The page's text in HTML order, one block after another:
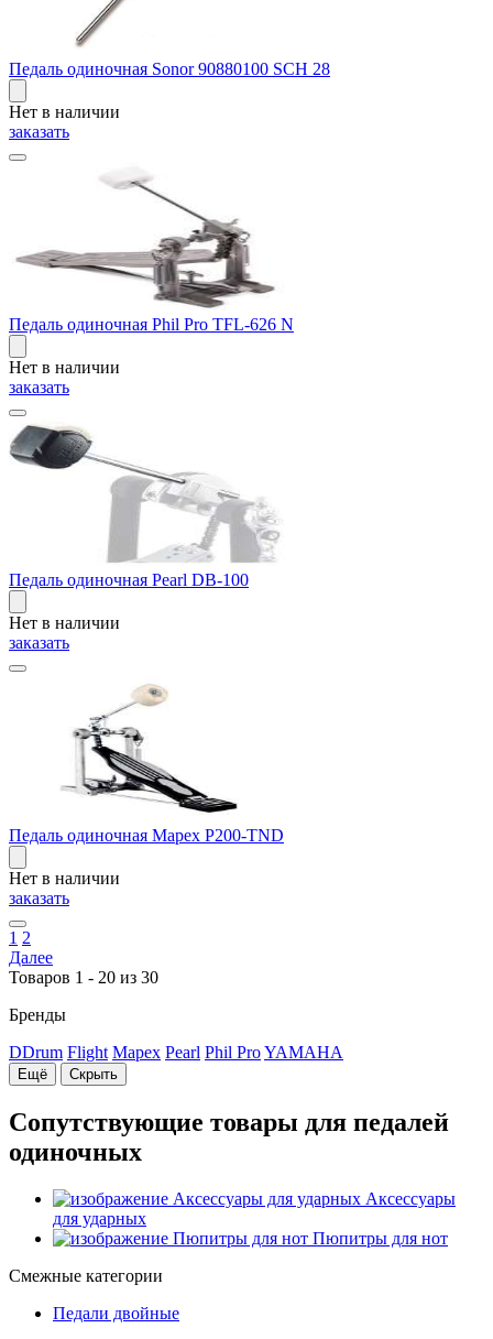
Педаль одиночная Sonor 90880100 SCH 28
Нет в наличии
заказать
Педаль одиночная Phil Pro TFL-626 N
Нет в наличии
заказать
Педаль одиночная Pearl DB-100
Нет в наличии
заказать
Педаль одиночная Mapex P200-TND
Нет в наличии
заказать
1 2
Далее
Товаров 1 - 20 из 30
Бренды
DDrum Flight Mapex Pearl Phil ProYAMAHA
Ещё Скрыть
Сопутствующие товары для педалей
одиночных
Аксессуары
для ударных
Пюпитры для нот
Смежные категории
Педали двойные